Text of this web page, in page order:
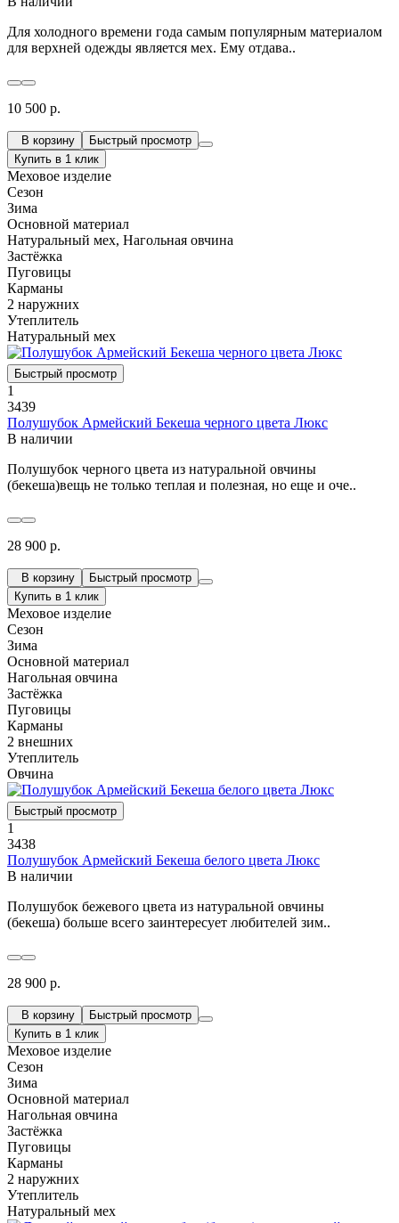
Для холодного времени года самым популярным материалом
для верхней одежды является мех. Ему отдава..
10 500 р.
В корзину
Быстрый просмотр
Купить в 1 клик
Меховое изделие
Сезон
Зима
Основной материал
Натуральный мех, Нагольная овчина
Застёжка
Пуговицы
Карманы
2 наружних
Утеплитель
Натуральный мех
Быстрый просмотр
1
3439
Полушубок Армейский Бекеша черного цвета Люкс
В наличии
Полушубок черного цвета из натуральной овчины
(бекеша)вещь не только теплая и полезная, но еще и оче..
28 900 р.
В корзину
Быстрый просмотр
Купить в 1 клик
Меховое изделие
Сезон
Зима
Основной материал
Нагольная овчина
Застёжка
Пуговицы
Карманы
2 внешних
Утеплитель
Овчина
Быстрый просмотр
1
3438
Полушубок Армейский Бекеша белого цвета Люкс
В наличии
Полушубок бежевого цвета из натуральной овчины
(бекеша) больше всего заинтересует любителей зим..
28 900 р.
В корзину
Быстрый просмотр
Купить в 1 клик
Меховое изделие
Сезон
Зима
Основной материал
Нагольная овчина
Застёжка
Пуговицы
Карманы
2 наружних
Утеплитель
Натуральный мех